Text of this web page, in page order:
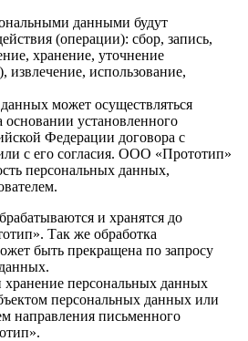
данными будут
(операции): сбор, запись,
хранение, уточнение
извлечение, использование,
может осуществляться
основании установленного
Федерации договора с
с его согласия. ООО «Прототип»
персональных данных,
и хранятся до
Так же обработка
быть прекращена по запросу
хранение персональных данных
персональных данных или
направления письменного